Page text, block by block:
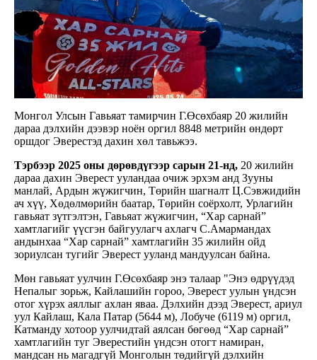
Монгол Улсын Гавьяат тамирчин Г.Өсөхбаяр 20 жилийн
дараа дэлхийн дээвэр ноён оргил 8848 метрийн өндөрт
оршдог Эверестэд дахин хөл тавьжээ.
Тэрбээр 2025 оны дөрөвдүгээр сарын 21-нд, 20 жилийн
дараа дахин Эверест ууландаа очиж эрхэм анд Зууны
манлай, Ардын жүжигчин, Төрийн шагналт Ц.Сэвжидийн
ач хүү, Хөдөлмөрийн баатар, Төрийн соёрхолт, Урлагийн
гавьяат зүтгэлтэн, Гавьяат жүжигчин, “Хар сарнай”
хамтлагийг үүсгэн байгуулагч ахлагч С.Амармандах
андынхаа “Хар сарнай” хамтлагийн 35 жилийн ойд
зориулсан тугийг Эверест ууланд мандуулсан байна.
Мөн гавьяат уулчин Г.Өсөхбаяр энэ талаар "Энэ өдрүүдэд
Непалыг зорьж, Кайлашийн гороо, Эверест уулын үндсэн
отог хүрэх аяллыг ахлан яваа. Дэлхийн дээд Эверест, ариул
уул Кайлаш, Кала Патар (5644 м), Лобуче (6119 м) оргил,
Катманду хотоор уулчидтай аялсан бөгөөд “Хар сарнай”
хамтлагийн туг Эверестийн үндсэн отогт намиран,
мандсан нь магадгүй Монголын төдийгүй дэлхийн